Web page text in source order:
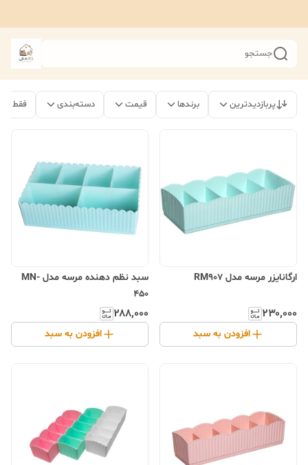
جستجو
پربازدیدترین برندها قیمت دسته‌بندی فقط
ارگانایزر مرسه مدل RM907
۲۳۰٬۰۰۰
افزودن به سبد
سبد نظم دهنده مرسه مدل MN-
450
۲۸۸٬۰۰۰
افزودن به سبد